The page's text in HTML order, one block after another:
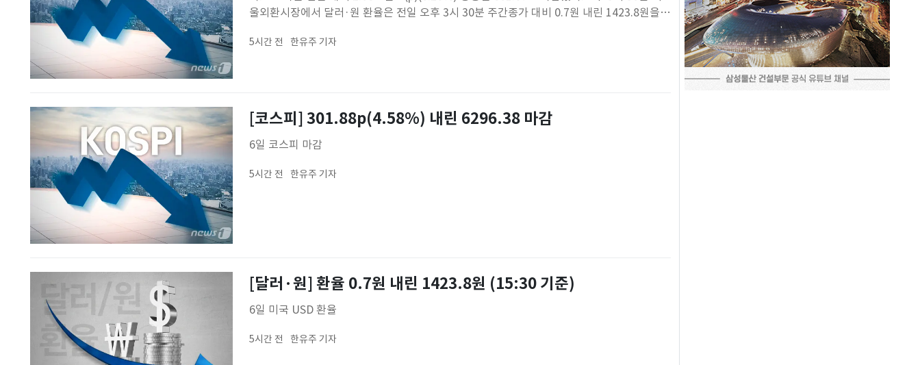
울외환시장에서 달러·원 환율은 전일 오후 3시 30분 주간종가 대비 0.7원 내린 1423.8원을
5시간 전 한유주 기자
[코스피] 301.88p(4.58%) 내린 6296.38 마감
6일 코스피 마감
5시간 전 한유주 기자
[달러·원] 환율 0.7원 내린 1423.8원 (15:30 기준)
6일 미국 USD 환율
5시간 전 한유주 기자